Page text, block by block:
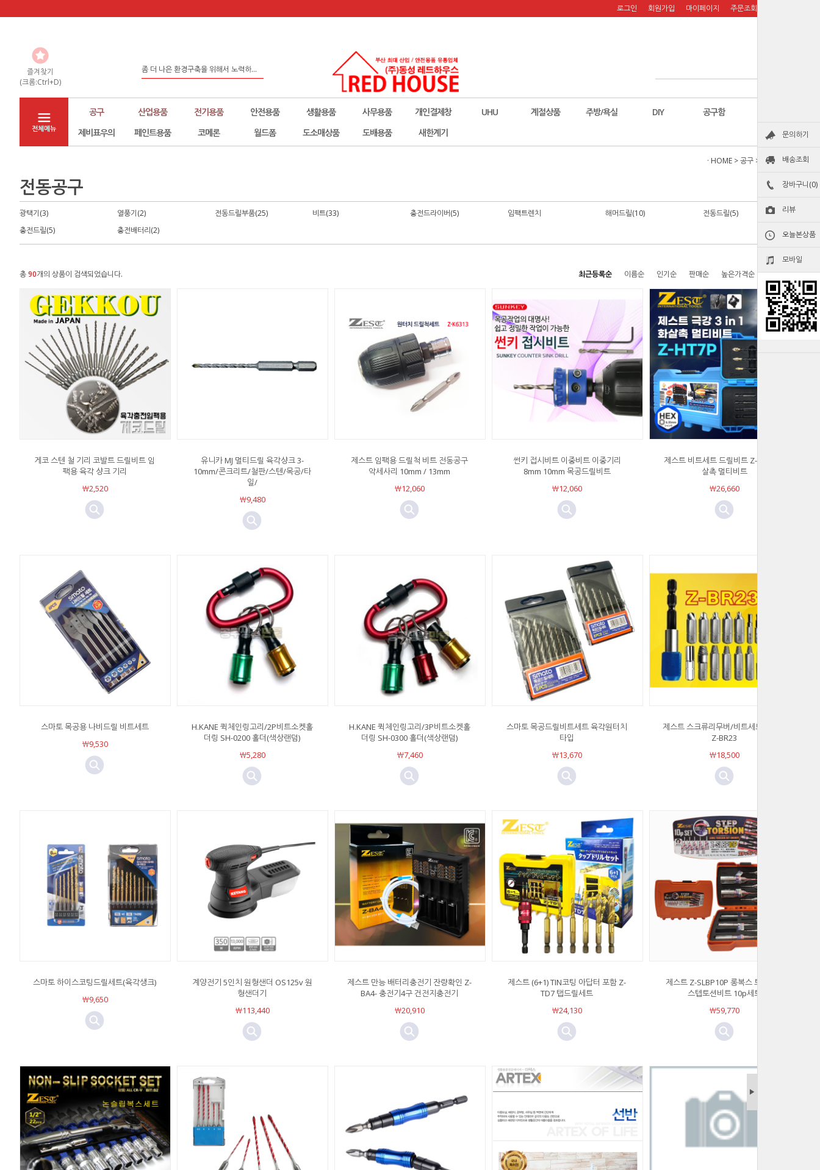
▶
문의하기
배송조회
장바구니(0)
리뷰
오늘본상품
모바일
로그인 회원가입 마이페이지 주문조회
즐겨찾기
(크롬:Ctrl+D)
좀 더 나은 환경구축을 위해서 노력하...
전체메뉴
공구 산업용품 전기용품 안전용품 생활용품 사무용품 개인결제창 UHU 계절상품 주방/욕실 DIY 공구함
제비표우의
페인트용품 코메론 월드폼 도소매상품 도배용품 새한계기
· HOME >공구 > 전동공구
전동공구
광택기(3) 열풍기(2) 전동드릴부품(25) 비트(33) 충전드라이버(5) 임팩트렌치 해머드릴(10)
전동드릴(5)
충전드릴(5)
충전배터리(2)
총90개의 상품이 검색되었습니다. 최근등록순 이름순 인기순 판매순 높은가격순 낮은가격순
게코 스텐 철 기리 코발트 드릴비트 임
팩용 육각 샹크 기리
￦2,520
유니카 MJ 멀티드릴 육각샹크 3-
10mm/콘크리트/철판/스텐/목공/타
일/
￦9,480
제스트 임팩용 드릴척 비트 전동공구
악세사리 10mm / 13mm
￦12,060
썬키 접시비트 이중비트 이중기리
8mm 10mm 목공드릴비트
￦12,060
제스트 비트세트 드릴비트 Z-HT7P 화
살촉 멀티비트
￦26,660
스마토 목공용 나비드릴 비트세트
￦9,530
H.KANE 퀵체인링고리/2P비트소켓홀
더링 SH-0200 홀더(색상랜덤)
￦5,280
H.KANE 퀵체인링고리/3P비트소켓홀
더링 SH-0300 홀더(색상랜덤)
￦7,460
스마토 목공드릴비트세트 육각원터치
타입
￦13,670
제스트 스크류리무버/비트세트 반대탭
Z-BR23
￦18,500
스마토 하이스코팅드릴세트(육각생크)
￦9,650
계양전기 5인치 원형샌더 OS125v 원
형샌더기
￦113,440
제스트 만능 배터리충전기 잔량확인 Z-
BA4- 충전기4구 건전지충전기
￦20,910
제스트 (6+1) TIN코팅 아답터 포함 Z-
TD7 탭드릴세트
￦24,130
제스트 Z-SLBP10P 롱복스 토션비트
스텝토션비트 10p세트
￦59,770